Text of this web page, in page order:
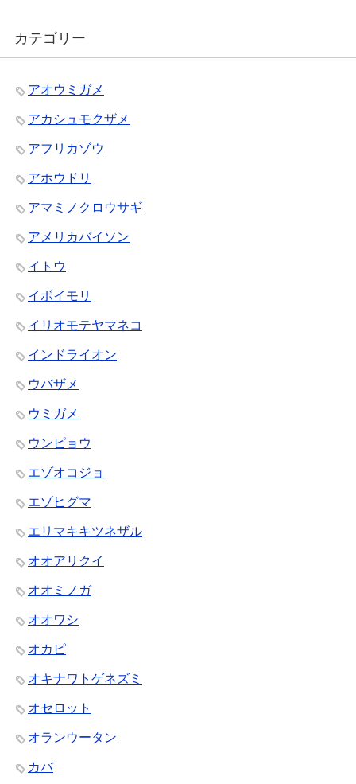
カテゴリー
アオウミガメ
アカシュモクザメ
アフリカゾウ
アホウドリ
アマミノクロウサギ
アメリカバイソン
イトウ
イボイモリ
イリオモテヤマネコ
インドライオン
ウバザメ
ウミガメ
ウンピョウ
エゾオコジョ
エゾヒグマ
エリマキキツネザル
オオアリクイ
オオミノガ
オオワシ
オカピ
オキナワトゲネズミ
オセロット
オランウータン
カバ